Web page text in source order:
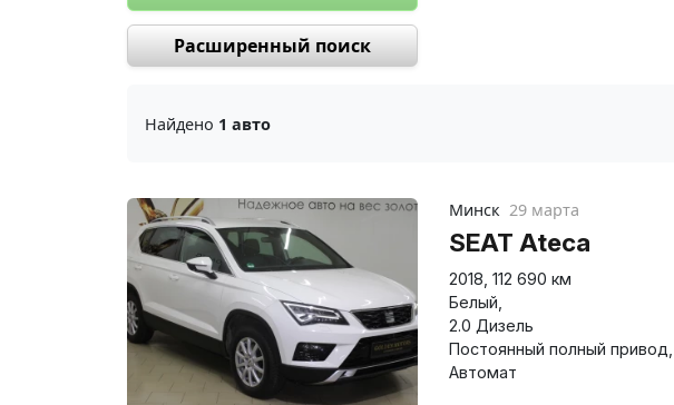
Расширенный поиск
Найдено 1 авто
Минск 29 марта
SEAT Ateca
2018 112 690 км
Белый
2.0 Дизель
Постоянный полный привод
Автомат